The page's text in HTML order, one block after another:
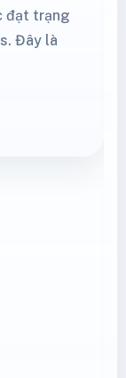
đạt trạng
Đây là